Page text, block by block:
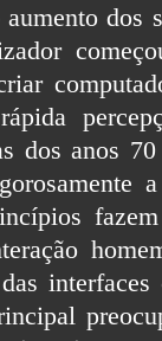
dos
dos anos